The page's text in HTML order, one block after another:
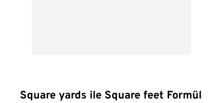
Square yards ile Square feet Formül